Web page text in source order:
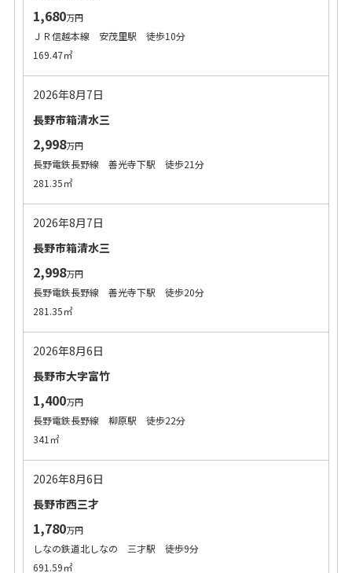
1,680万円
ＪＲ信越本線 安茂里駅 徒歩10分
169.47㎡
2026年8月7日
長野市箱清水三
2,998万円
長野電鉄長野線 善光寺下駅 徒歩21分
281.35㎡
2026年8月7日
長野市箱清水三
2,998万円
長野電鉄長野線 善光寺下駅 徒歩20分
281.35㎡
2026年8月6日
長野市大字富竹
1,400万円
長野電鉄長野線 柳原駅 徒歩22分
341㎡
2026年8月6日
長野市西三才
1,780万円
しなの鉄道北しなの 三才駅 徒歩9分
691.59㎡